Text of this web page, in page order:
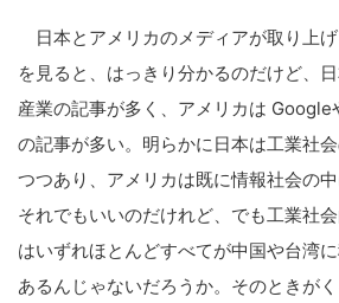
日本とアメリカのメディアが取り上
を見ると、はっきり分かるのだけど、
産業の記事が多く、アメリカは
の記事が多い。明らかに日本は工業社
つつあり、アメリカは既に情報社会の中
それでもいいのだけれど、でも工業社会
はいずれほとんどすべてが中国や台湾
あるんじゃないだろうか。そのときが